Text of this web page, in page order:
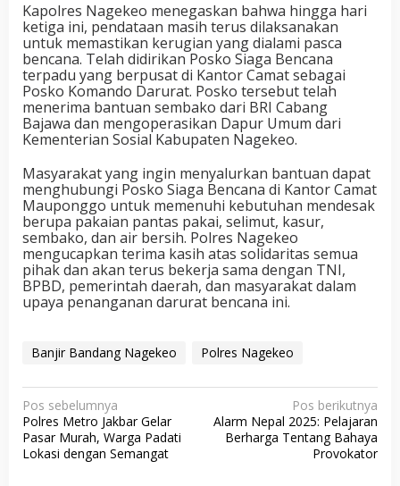
Kapolres Nagekeo menegaskan bahwa hingga hari
ketiga ini, pendataan masih terus dilaksanakan
untuk memastikan kerugian yang dialami pasca
bencana. Telah didirikan Posko Siaga Bencana
terpadu yang berpusat di Kantor Camat sebagai
Posko Komando Darurat. Posko tersebut telah
menerima bantuan sembako dari BRI Cabang
Bajawa dan mengoperasikan Dapur Umum dari
Kementerian Sosial Kabupaten Nagekeo.
Masyarakat yang ingin menyalurkan bantuan dapat
menghubungi Posko Siaga Bencana di Kantor Camat
Mauponggo untuk memenuhi kebutuhan mendesak
berupa pakaian pantas pakai, selimut, kasur,
sembako, dan air bersih. Polres Nagekeo
mengucapkan terima kasih atas solidaritas semua
pihak dan akan terus bekerja sama dengan TNI,
BPBD, pemerintah daerah, dan masyarakat dalam
upaya penanganan darurat bencana ini.
Banjir Bandang Nagekeo Polres Nagekeo
N
a
v
Pos sebelumnya
Polres Metro Jakbar Gelar
Pasar Murah, Warga Padati
Lokasi dengan Semangat
Pos berikutnya
Alarm Nepal 2025: Pelajaran
Berharga Tentang Bahaya
Provokator